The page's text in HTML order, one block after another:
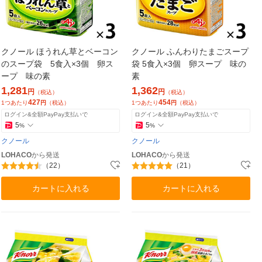
クノール ほうれん草とベーコン
のスープ袋 5食入×3個 卵ス
ープ 味の素
1,281円
（税込）
1つあたり427円
（税込）
ログイン&全額PayPay支払いで
5%
クノール
LOHACOから発送
（22）
カートに入れる
クノール ふんわりたまごスープ
袋 5食入×3個 卵スープ 味の
素
1,362円
（税込）
1つあたり454円
（税込）
ログイン&全額PayPay支払いで
5%
クノール
LOHACOから発送
（21）
カートに入れる